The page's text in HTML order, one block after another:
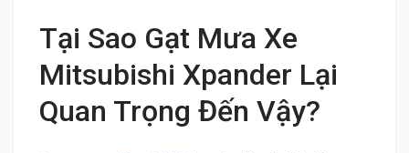
Tại Sao Gạt Mưa Xe
Mitsubishi Xpander Lại
Quan Trọng Đến Vậy?